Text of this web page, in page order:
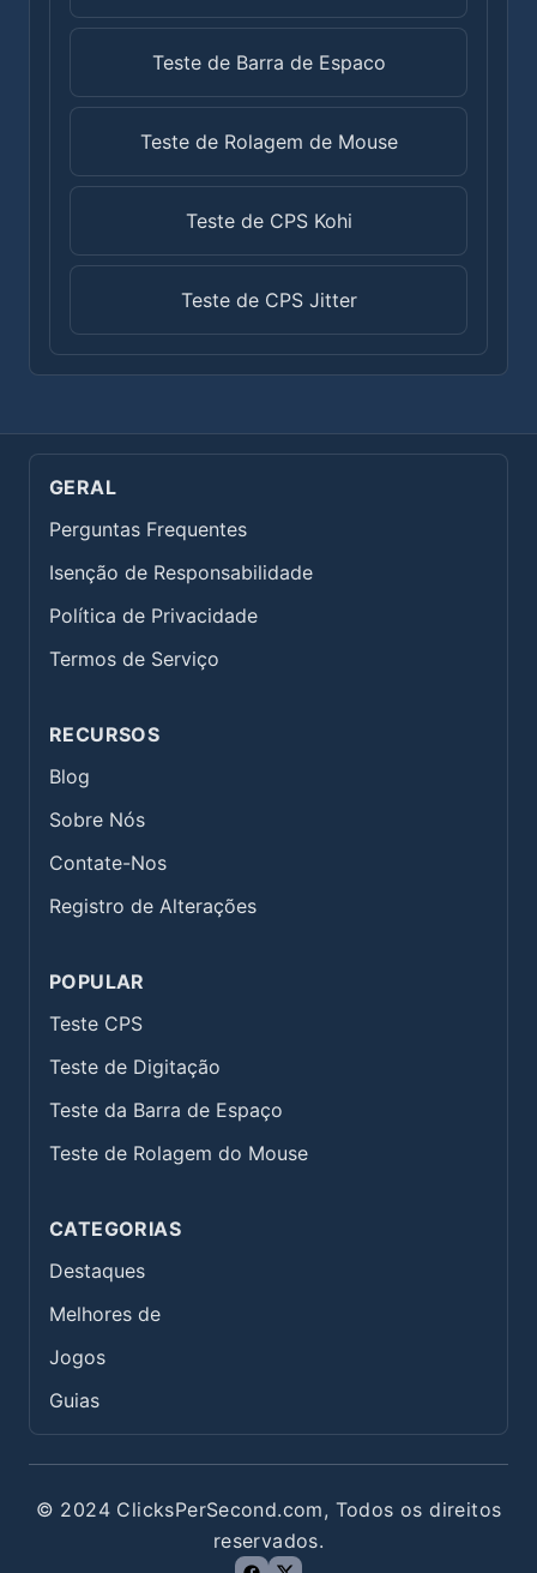
Teste de Barra de Espaco
Teste de Rolagem de Mouse
Teste de CPS Kohi
Teste de CPS Jitter
GERAL
Perguntas Frequentes
Isenção de Responsabilidade
Política de Privacidade
Termos de Serviço
RECURSOS
Blog
Sobre Nós
Contate-Nos
Registro de Alterações
POPULAR
Teste CPS
Teste de Digitação
Teste da Barra de Espaço
Teste de Rolagem do Mouse
CATEGORIAS
Destaques
Melhores de
Jogos
Guias
© 2024 ClicksPerSecond.com, Todos os direitos
reservados.